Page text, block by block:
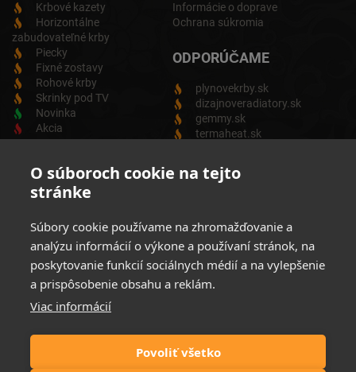
O súboroch cookie na tejto
stránke
Súbory cookie používame na zhromažďovanie a
analýzu informácií o výkone a používaní stránok, na
poskytovanie funkcií sociálnych médií a na vylepšenie
a prispôsobenie obsahu a reklám.
Viac informácií
Povoliť všetko
Krbové kazety
Horizontálne
zabudovateľné krby
Piecky
Fixné zostavy
Rohové krby
Skrinky pod TV
Novinka
Akcia
Informácie o doprave
Ochrana súkromia
ODPORÚČAME
plynovekrby.sk
dizajnoveradiatory.sk
gemmy.sk
termaheat.sk
ODBER NEWSLETTRA
Zadajte svoju e-mailovú adresu a budete vždy informovaný o
Elektrických produktov.
Súhlasim so spracovaním osobných údajov